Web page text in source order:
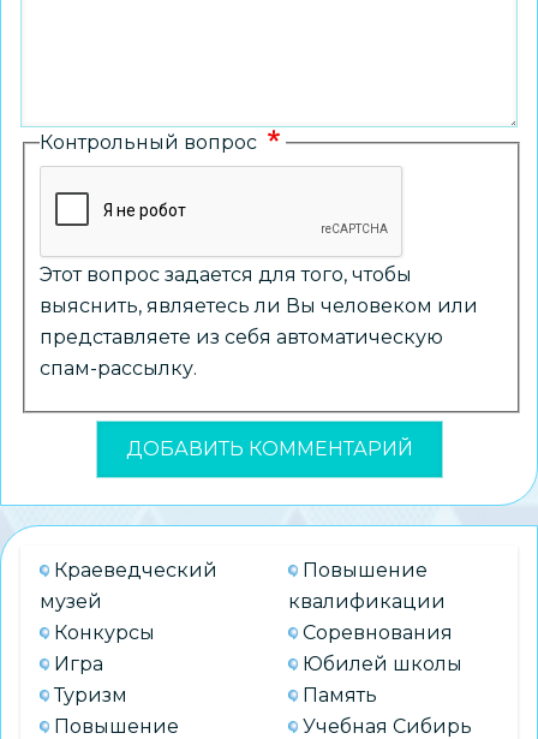
Контрольный вопрос
Этот вопрос задается для того, чтобы
выяснить, являетесь ли Вы человеком или
представляете из себя автоматическую
спам-рассылку.
Краеведческий
музей
Конкурсы
Игра
Туризм
Повышение
Повышение
квалификации
Соревнования
Юбилей школы
Память
Учебная Сибирь